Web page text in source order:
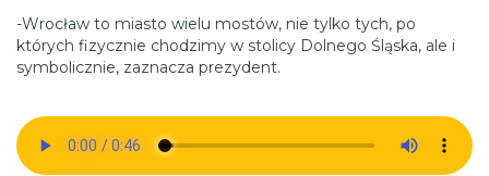
-Wrocław to miasto wielu mostów, nie tylko tych, po
których fizycznie chodzimy w stolicy Dolnego Śląska, ale i
symbolicznie, zaznacza prezydent.